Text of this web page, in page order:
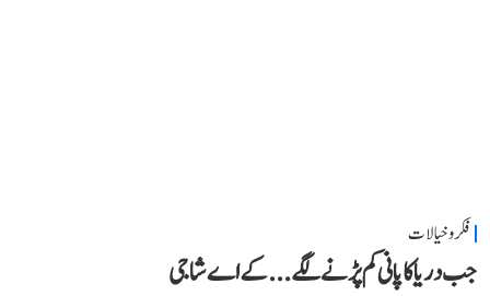
فکر و خیالات
جب دریا کا پانی کم پڑنے لگے...کے اے شاجی